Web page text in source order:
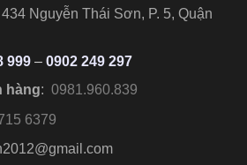
434 Nguyễn Thái Sơn, P. 5, Quận
999 –0902 249 297
hàng: 0981.960.839
6379